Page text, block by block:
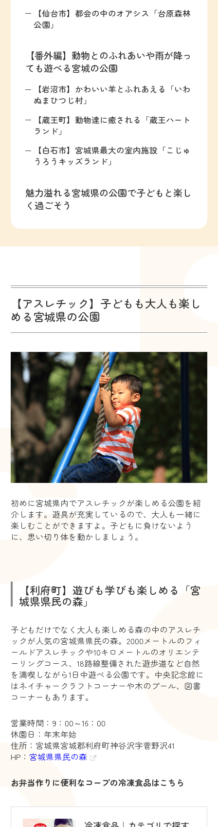
【仙台市】都会の中のオアシス「台原森林
公園」
【番外編】動物とのふれあいや雨が降っ
ても遊べる宮城の公園
【岩沼市】かわいい羊とふれあえる「いわ
ぬまひつじ村」
【蔵王町】動物達に癒される「蔵王ハート
ランド」
【白石市】宮城県最大の室内施設「こじゅ
うろうキッズランド」
魅力溢れる宮城県の公園で子どもと楽し
く過ごそう
【アスレチック】子どもも大人も楽し
める宮城県の公園
初めに宮城県内でアスレチックが楽しめる公園を紹
介します。遊具が充実しているので、大人も一緒に
楽しむことができますよ。子どもに負けないよう
に、思い切り体を動かしましょう。
【利府町】遊びも学びも楽しめる「宮
城県県民の森」
子どもだけでなく大人も楽しめる森の中のアスレチ
ックが人気の宮城県県民の森。2000メートルのフィ
ールドアスレチックや10キロメートルのオリエンテ
ーリングコース、18路線整備された遊歩道など自然
を満喫しながら1日中遊べる公園です。中央記念館に
はネイチャークラフトコーナーや木のプール、図書
コーナーもあります。
営業時間：9：00～16：00
休園日：年末年始
住所：宮城県宮城郡利府町神谷沢字菅野沢41
HP： 宮城県県民の森
お弁当作りに便利なコープの冷凍食品はこちら